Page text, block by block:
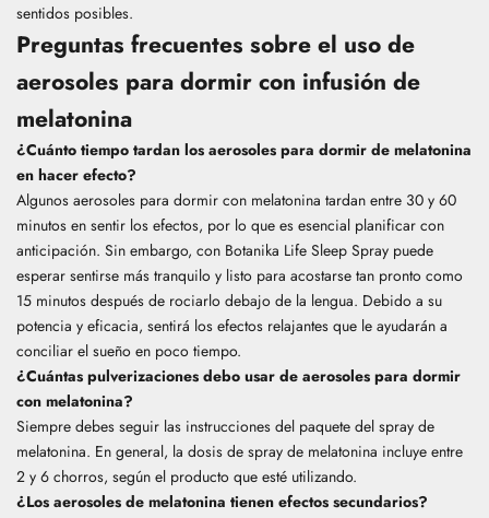
sentidos posibles.
Preguntas frecuentes sobre el uso de
aerosoles para dormir con infusión de
melatonina
¿Cuánto tiempo tardan los aerosoles para dormir de melatonina
en hacer efecto?
Algunos aerosoles para dormir con melatonina tardan entre 30 y 60
minutos en sentir los efectos, por lo que es esencial planificar con
anticipación. Sin embargo, con Botanika Life Sleep Spray puede
esperar sentirse más tranquilo y listo para acostarse tan pronto como
15 minutos después de rociarlo debajo de la lengua. Debido a su
potencia y eficacia, sentirá los efectos relajantes que le ayudarán a
conciliar el sueño en poco tiempo.
¿Cuántas pulverizaciones debo usar de aerosoles para dormir
con melatonina?
Siempre debes seguir las instrucciones del paquete del spray de
melatonina. En general, la dosis de spray de melatonina incluye entre
2 y 6 chorros, según el producto que esté utilizando.
¿Los aerosoles de melatonina tienen efectos secundarios?